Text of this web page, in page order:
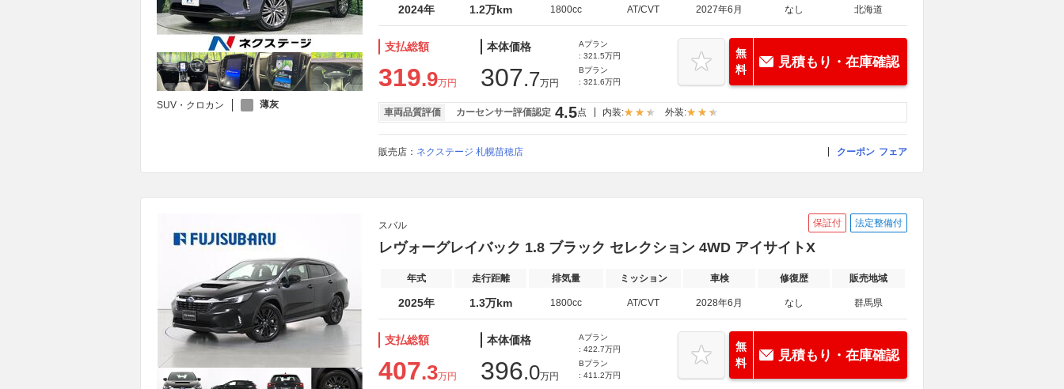
SUV・クロカン 薄灰
2024年 1.2万km 1800cc AT/CVT 2027年6月 なし 北海道
支払総額
319.9万円
本体価格
307.7万円
Aプラン
: 321.5万円
Bプラン
: 321.6万円
無
料
見積もり・在庫確認
車両品質評価 カーセンサー評価認定 4.5点 内装: 外装:
販売店： ネクステージ 札幌苗穂店 クーポン フェア
スバル 保証付 法定整備付
レヴォーグレイバック 1.8 ブラック セレクション 4WD アイサイトX
年式 走行距離 排気量 ミッション 車検 修復歴 販売地域
2025年 1.3万km 1800cc AT/CVT 2028年6月 なし 群馬県
支払総額
407.3万円
本体価格
396.0万円
Aプラン
: 422.7万円
Bプラン
: 411.2万円
無
料
見積もり・在庫確認